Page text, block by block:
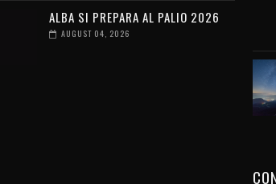
ALBA SI PREPARA AL PALIO 2026
AUGUST 04, 2026